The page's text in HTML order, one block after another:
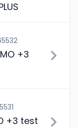
+3
+3 test